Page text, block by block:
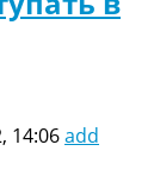
14:06add